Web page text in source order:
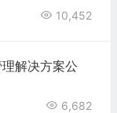
10,452
解决方案公
6,682